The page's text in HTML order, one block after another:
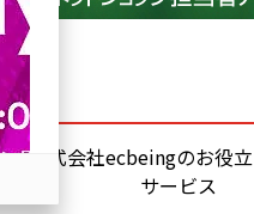
base (1081)